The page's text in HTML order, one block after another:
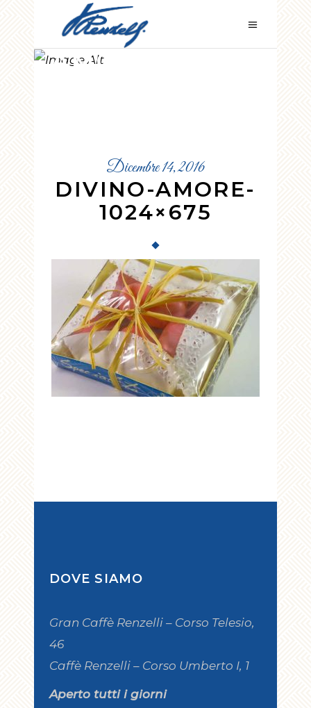
DIVINO-
AMORE-
Dicembre 14, 2016
DIVINO-AMORE-
1024×675
DOVE SIAMO
Gran Caffè Renzelli – Corso Telesio,
46
Caffè Renzelli – Corso Umberto I, 1
Aperto tutti i giorni